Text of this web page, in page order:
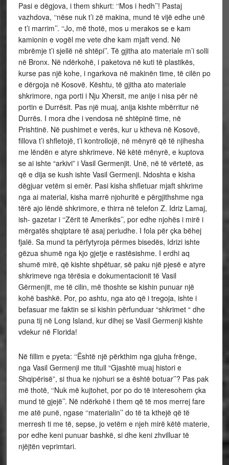
Pasi e dëgjova, i them shkurt: ‘‘Mos i hedh’’! Pastaj
vazhdova, ‘‘nëse nuk t’i zë makina, mund të vijë edhe unë
e t’i marrim’’. ‘‘Jo, më thotë, mos u merakos se e kam
kamionin e vogël me vete dhe kam mjaft vend. Në
mbrëmje t’i sjellë në shtëpi’’. Të gjitha ato materiale m’i solli
në Bronx. Në ndërkohë, i paketova në kuti të plastikës,
kurse pas një kohe, i ngarkova në makinën time, të cilën po
e dërgoja në Kosovë. Kështu, të gjitha ato materiale
shkrimore, nga porti i Nju Xhersit, me anije i nisa për në
portin e Durrësit. Pas një muaj, anija kishte mbërritur në
Durrës. I mora dhe i vendosa në shtëpinë time, në
Prishtinë. Në pushimet e verës, kur u ktheva në Kosovë,
fillova t’i shfletojë, t’i kontrollojë, në mënyrë që të njihesha
me lëndën e atyre shkrimeve. Në këtë mënyrë, e kuptova
se ai ishte “arkivi” i Vasil Germenjit. Unë, në të vërtetë, as
që e dija se kush ishte Vasil Germenji. Ndoshta e kisha
dëgjuar vetëm si emër. Pasi kisha shfletuar mjaft shkrime
nga ai material, kisha marrë njohuritë e përgjithshme nga
tërë ajo lëndë shkrimore, e thirra në telefon Z. Idriz Lamaj,
ish- gazetar i ‘‘Zërit të Amerikës’’, por edhe njohës i mirë i
mërgatës shqiptare të asaj periudhe. I fola për çka bëhej
fjalë. Sa mund ta përfytyroja përmes bisedës, Idrizi ishte
gëzua shumë nga kjo gjetje e rastësishme. I erdhi aq
shumë mirë, që kishte shpëtuar, së paku një pjesë e atyre
shkrimeve nga tërësia e dokumentacionit të Vasil
Gërmenjit, me të cilin, më thoshte se kishin punuar një
kohë bashkë. Por, po ashtu, nga ato që i tregoja, ishte i
befasuar me faktin se si kishin përfunduar “shkrimet “ dhe
puna tij në Long Island, kur dihej se Vasil Germenji kishte
vdekur në Florida!
Në fillim e pyeta: ‘‘Është një përkthim nga gjuha frënge,
nga Vasil Germenji me titull “Gjashtë muaj histori e
Shqipërisë”, si thua ke njohuri se a është botuar’’? Pas pak
më thotë, ‘‘Nuk më kujtohet, por po do të interesohem çka
mund të gjejë’’. Në ndërkohë i them që të mos merrej fare
me atë punë, ngase ‘‘materialin’’ do të ta kthejë që të
merresh ti me të, sepse, jo vetëm e njeh mirë këtë materie,
por edhe keni punuar bashkë, si dhe keni zhvilluar të
njëjtën veprimtari.